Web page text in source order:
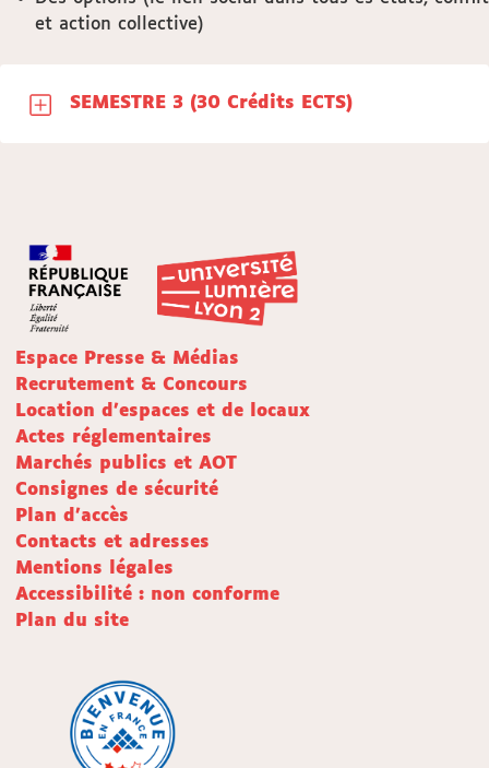
et action collective)
SEMESTRE 3 (30 Crédits ECTS)
Espace Presse & Médias
Recrutement & Concours
Location d'espaces et de locaux
Actes réglementaires
Marchés publics et AOT
Consignes de sécurité
Plan d'accès
Contacts et adresses
Mentions légales
Accessibilité : non conforme
Plan du site